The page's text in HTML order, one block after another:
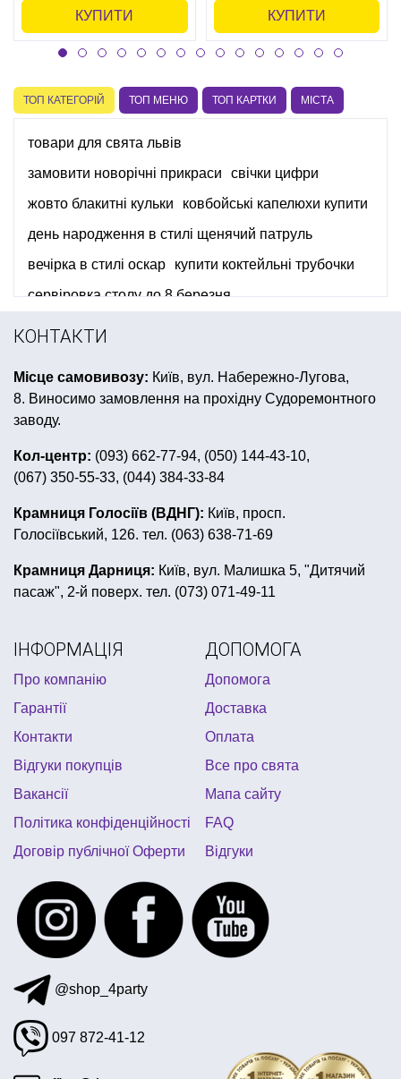
КУПИТИ КУПИТИ
ТОП КАТЕГОРІЙ ТОП МЕНЮ ТОП КАРТКИ МІСТА
товари для свята львів
замовити новорічні прикраси
свічки цифри
жовто блакитні кульки
ковбойські капелюхи купити
день народження в стилі щенячий патруль
вечірка в стилі оскар
купити коктейльні трубочки
сервіровка столу до 8 березня
костюми на хелловін для дорослих шапки тварини
кульки на день народження хлопчику
тримач для кульок
капелюх відьми
боа купити львів
день народження в стилі монстер хай
фотобутафорія
подарункові сертифікати
купити чашку з приколами
день народження в стилі свинка пеппа
одноразовий посуд для піратської вечірки
перший день народження донечки
декор на 8 березня
купити хлопушку
КОНТАКТИ
Місце самовивозу: Київ, вул. Набережно-Лугова,
8. Виносимо замовлення на прохідну Судоремонтного
заводу.
Кол-центр: (093) 662-77-94, (050) 144-43-10,
(067) 350-55-33, (044) 384-33-84
Крамниця Голосіїв (ВДНГ): Київ, просп.
Голосіївський, 126. тел. (063) 638-71-69
Крамниця Дарниця: Київ, вул. Малишка 5, "Дитячий
пасаж", 2-й поверх. тел. (073) 071-49-11
ІНФОРМАЦІЯ
Про компанію
Гарантії
Контакти
Відгуки покупців
Вакансії
Політика конфіденційності
Договір публічної Оферти
ДОПОМОГА
Допомога
Доставка
Оплата
Все про свята
Мапа сайту
FAQ
Відгуки
@shop_4party
097 872-41-12